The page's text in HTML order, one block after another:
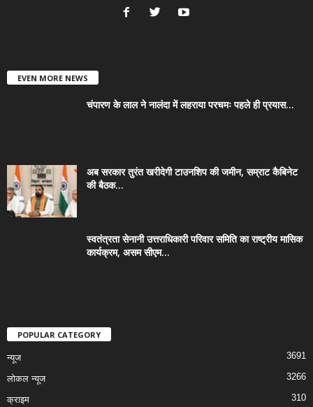
EVEN MORE NEWS
चंपारण के लाल ने नालंदा में लहराया परचमः पहले ही प्रयास...
अब सरकार तुरंत खरीदेगी टाउनशिप की जमीन, सम्राट कैबिनेट
की बैठक...
स्वतंत्रता सेनानी उत्तराधिकारी परिवार समिति का राष्ट्रीय मासिक
कार्यक्रम, असम सीएम...
POPULAR CATEGORY
न्यूज 3691
लोकल न्यूज 3266
क्राइम 310